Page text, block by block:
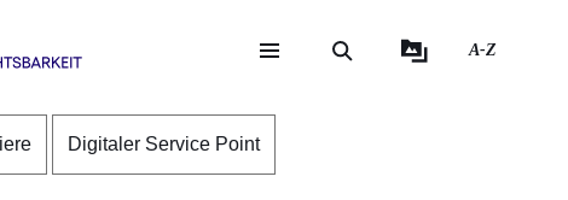
der Seite
Seite
A-Z
Digitaler Service Point